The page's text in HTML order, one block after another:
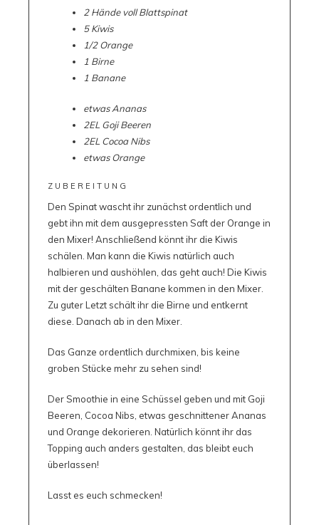
2 Hände voll Blattspinat
5 Kiwis
1/2 Orange
1 Birne
1 Banane
etwas Ananas
2EL Goji Beeren
2EL Cocoa Nibs
etwas Orange
ZUBEREITUNG
Den Spinat wascht ihr zunächst ordentlich und
gebt ihn mit dem ausgepressten Saft der Orange in
den Mixer! Anschließend könnt ihr die Kiwis
schälen. Man kann die Kiwis natürlich auch
halbieren und aushöhlen, das geht auch! Die Kiwis
mit der geschälten Banane kommen in den Mixer.
Zu guter Letzt schält ihr die Birne und entkernt
diese. Danach ab in den Mixer.
Das Ganze ordentlich durchmixen, bis keine
groben Stücke mehr zu sehen sind!
Der Smoothie in eine Schüssel geben und mit Goji
Beeren, Cocoa Nibs, etwas geschnittener Ananas
und Orange dekorieren. Natürlich könnt ihr das
Topping auch anders gestalten, das bleibt euch
überlassen!
Lasst es euch schmecken!